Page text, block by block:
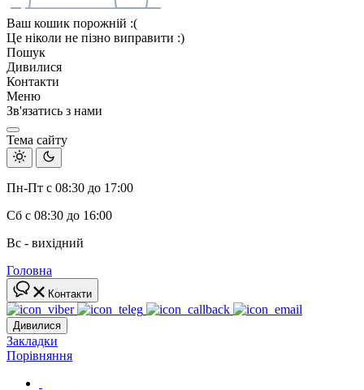
Ваш кошик порожній :(
Це ніколи не пізно виправити :)
Пошук
Дивилися
Контакти
Меню
Зв'язатись з нами
Тема сайту
Пн-Пт с 08:30 до 17:00
Сб с 08:30 до 16:00
Вс - вихідний
Головна
Контакти
Дивилися
Закладки
Порівняння